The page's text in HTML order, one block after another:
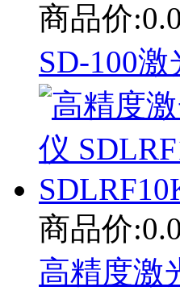
商品价
SD-100
商品价
高精度激